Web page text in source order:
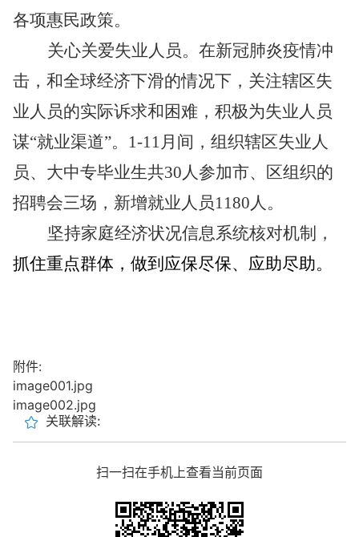
各项惠民政策。
关心关爱失业人员。在新冠肺炎疫情冲
击，和全球经济下滑的情况下，关注辖区失
业人员的实际诉求和困难，积极为失业人员
谋“就业渠道”。 1-11月间，组织辖区失业人
员、大中专毕业生共30人参加市、区组织的
招聘会三场，新增就业人员1180人。
坚持家庭经济状况信息系统核对机制，
抓住重点群体，做到应保尽保、应助尽助。
附件:
image001.jpg
image002.jpg
关联解读:
扫一扫在手机上查看当前页面